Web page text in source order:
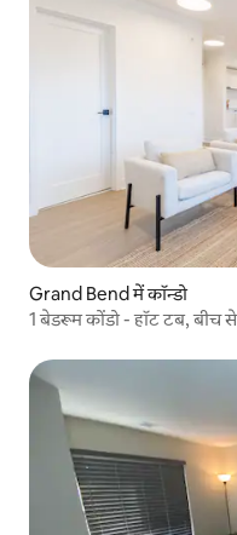
Grand Bend में कॉन्डो
1 बेडरूम कोंडो - हॉट टब, बीच